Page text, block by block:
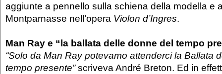
aggiunte a pennello sulla schiena della modella e
Montparnasse nell’opera Violon d’Ingres.
Man Ray e “la ballata delle donne del tempo
“Solo da Man Ray potevamo attenderci la Ballata
tempo presente”scriveva André Breton. Ed in